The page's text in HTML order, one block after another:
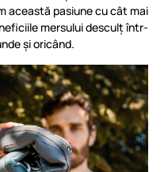
această pasiune cu cât mai
mersului desculț într-
și oricând.